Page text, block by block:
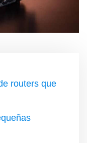
routers que